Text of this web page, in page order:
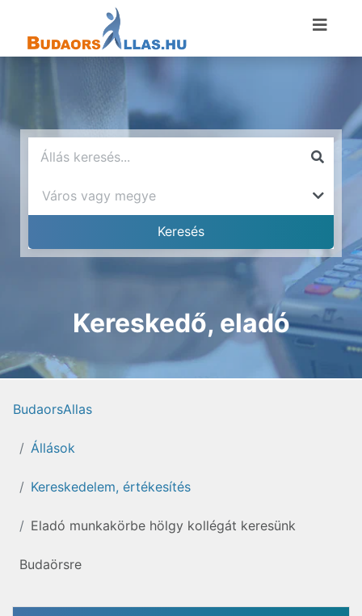
Kereskedő, eladó
BudaorsAllas
Állások
Kereskedelem, értékesítés
Eladó munkakörbe hölgy kollégát keresünk
Budaörsre